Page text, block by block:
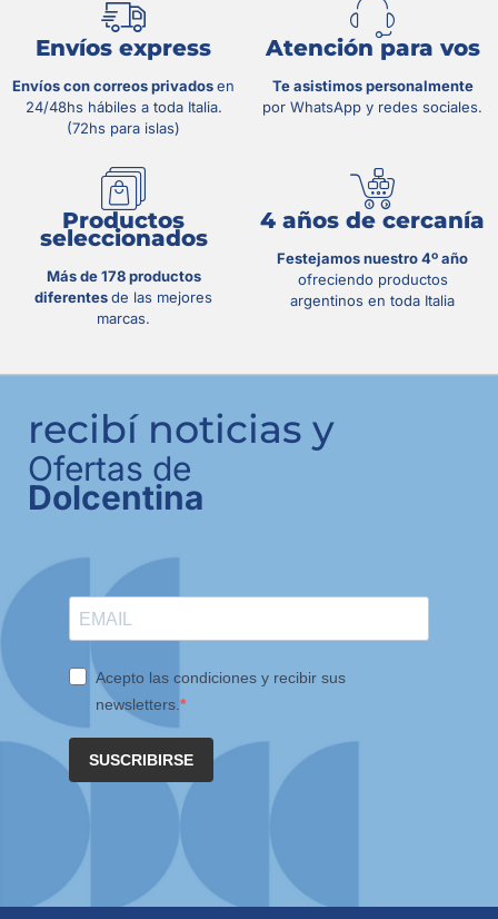
Envíos express
Envíos con correos privadosen
24/48hs hábiles a toda Italia.
(72hs para islas)
Atención para vos
Te asistimos personalmente
por WhatsApp y redes sociales.
Productos
seleccionados
Más de 178 productos
diferentesde las mejores
marcas.
4 años de cercanía
Festejamos nuestro 4º año
ofreciendo productos
argentinos en toda Italia
recibí noticias y
Ofertas de
Dolcentina
Acepto las condiciones y recibir sus
newsletters.
SUSCRIBIRSE